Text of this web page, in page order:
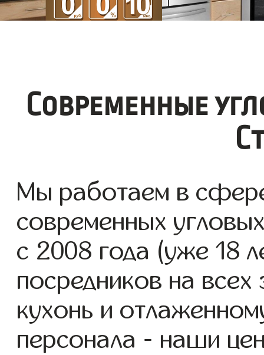
Современные
Мы работаем в
современных
с 2008 года (уже 18
посредников на всех
кухонь и
персонала - наши